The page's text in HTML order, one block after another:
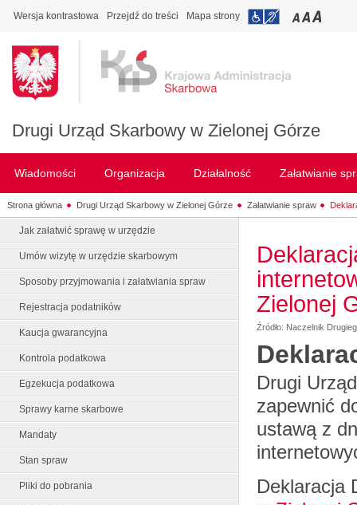
Wersja kontrastowa Przejdź do treści Mapa strony
Drugi Urząd Skarbowy w Zielonej Górze
Wiadomości Organizacja Działalność Załatwianie
Strona główna Drugi Urząd Skarbowy w Zielonej Górze Załatwianie spraw
Jak załatwić sprawę w urzędzie
Umów wizytę w urzędzie skarbowym
Sposoby przyjmowania i załatwiania spraw
Rejestracja podatników
Kaucja gwarancyjna
Kontrola podatkowa
Egzekucja podatkowa
Sprawy karne skarbowe
Mandaty
Stan spraw
Pliki do pobrania
Zielonej
Źródło: Naczelnik
Drugi
zapewnić
ustawą z
Deklaracja